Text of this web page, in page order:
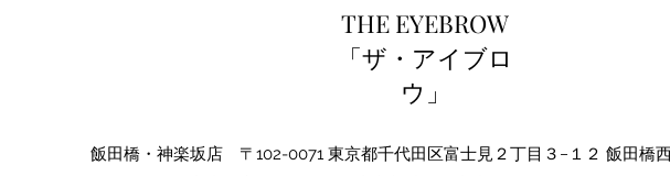
THE EYEBROW
「ザ・アイブロ
ウ」
飯田橋・神楽坂店 〒102-0071 東京都千代田区富士見２丁目３−１２ 飯田橋